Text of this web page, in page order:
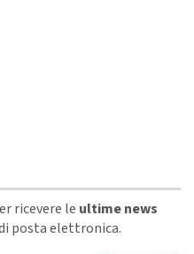
ricevere le ultime news
posta elettronica.